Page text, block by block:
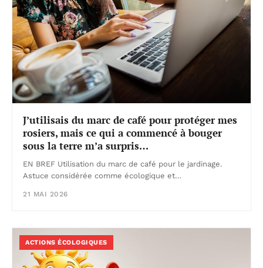
J’utilisais du marc de café pour protéger mes
rosiers, mais ce qui a commencé à bouger
sous la terre m’a surpris…
EN BREF Utilisation du marc de café pour le jardinage.
Astuce considérée comme écologique et…
21 MAI 2026
ACTIONS ÉCOLOGIQUES